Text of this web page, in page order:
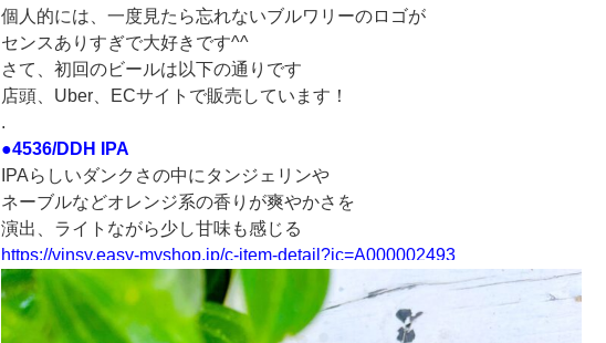
個人的には、一度見たら忘れないブルワリーのロゴが
センスありすぎで大好きです^^
さて、初回のビールは以下の通りです
店頭、Uber、ECサイトで販売しています！
.
●4536/DDH IPA
IPAらしいダンクさの中にタンジェリンや
ネーブルなどオレンジ系の香りが爽やかさを
演出、ライトながら少し甘味も感じる
https://vinsy.easy-myshop.jp/c-item-detail?ic=A000002493